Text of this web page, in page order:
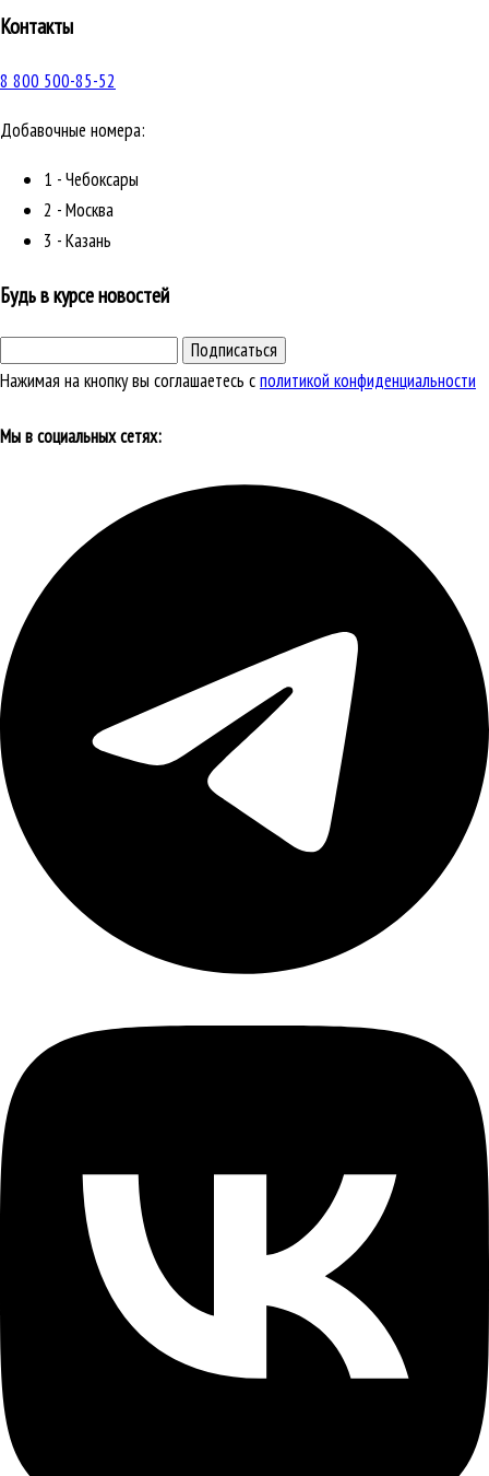
Контакты
8 800 500-85-52
Добавочные номера:
1 - Чебоксары
2 - Москва
3 - Казань
Будь в курсе новостей
Подписаться
Нажимая на кнопку вы соглашаетесь сполитикой конфиденциальности
Мы в социальных сетях: